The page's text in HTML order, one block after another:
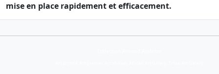
mise en place rapidement et efficacement.